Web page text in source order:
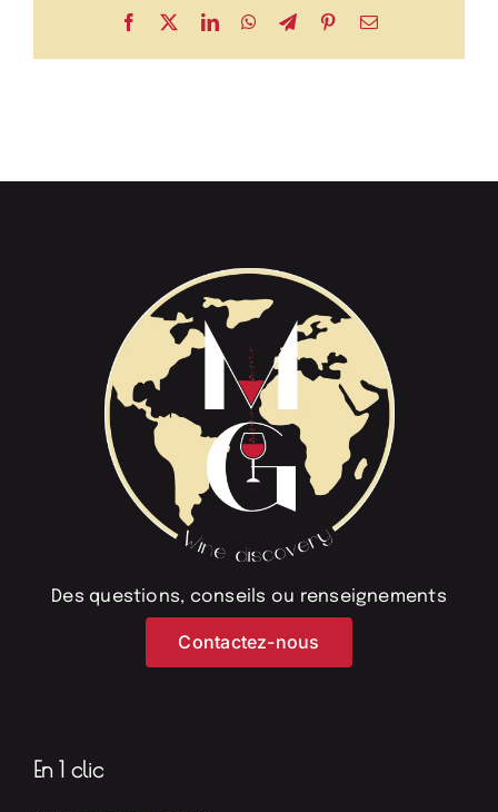
Facebook LinkedInWhatsApp
TelegramPinterestEmail
Des questions, conseils ou renseignements
Contactez-nous
En 1 clic